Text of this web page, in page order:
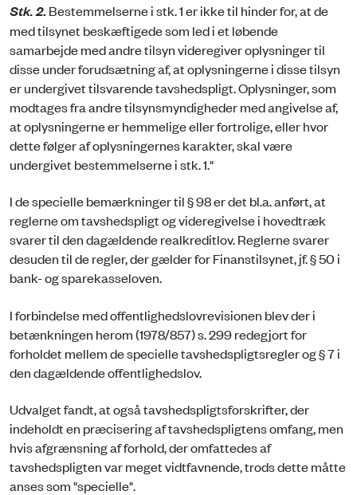
Stk. 2. Bestemmelserne i stk. 1 er ikke til hinder for, at de
med tilsynet beskæftigede som led i et løbende
samarbejde med andre tilsyn videregiver oplysninger til
disse under forudsætning af, at oplysningerne i disse tilsyn
er undergivet tilsvarende tavshedspligt. Oplysninger, som
modtages fra andre tilsynsmyndigheder med angivelse af,
at oplysningerne er hemmelige eller fortrolige, eller hvor
dette følger af oplysningernes karakter, skal være
undergivet bestemmelserne i stk. 1."
I de specielle bemærkninger til § 98 er det bl.a. anført, at
reglerne om tavshedspligt og videregivelse i hovedtræk
svarer til den dagældende realkreditlov. Reglerne svarer
desuden til de regler, der gælder for Finanstilsynet, jf. § 50 i
bank- og sparekasseloven.
I forbindelse med offentlighedslovrevisionen blev der i
betænkningen herom (1978/857) s. 299 redegjort for
forholdet mellem de specielle tavshedspligtsregler og § 7 i
den dagældende offentlighedslov.
Udvalget fandt, at også tavshedspligtsforskrifter, der
indeholdt en præcisering af tavshedspligtens omfang, men
hvis afgrænsning af forhold, der omfattedes af
tavshedspligten var meget vidtfavnende, trods dette måtte
anses som "specielle".